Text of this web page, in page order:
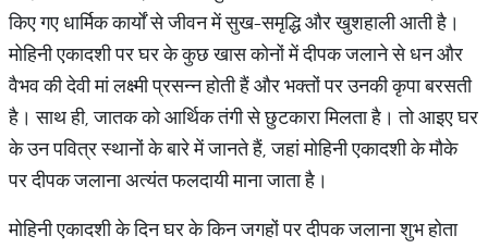
किए गए धार्मिक कार्यों से जीवन में सुख-समृद्धि और खुशहाली आती है।
मोहिनी एकादशी पर घर के कुछ खास कोनों में दीपक जलाने से धन और
वैभव की देवी मां लक्ष्मी प्रसन्न होती हैं और भक्तों पर उनकी कृपा बरसती
है। साथ ही, जातक को आर्थिक तंगी से छुटकारा मिलता है। तो आइए घर
के उन पवित्र स्थानों के बारे में जानते हैं, जहां मोहिनी एकादशी के मौके
पर दीपक जलाना अत्यंत फलदायी माना जाता है।
मोहिनी एकादशी के दिन घर के किन जगहों पर दीपक जलाना शुभ होता